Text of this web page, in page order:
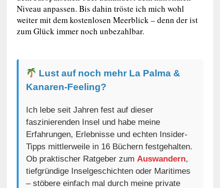
Niveau anpassen. Bis dahin tröste ich mich wohl
weiter mit dem kostenlosen Meerblick – denn der ist
zum Glück immer noch unbezahlbar.
Lust auf noch mehr La Palma &
Kanaren-Feeling?
Ich lebe seit Jahren fest auf dieser
faszinierenden Insel und habe meine
Erfahrungen, Erlebnisse und echten Insider-
Tipps mittlerweile in 16 Büchern festgehalten.
Ob praktischer Ratgeber zum Auswandern,
tiefgründige Inselgeschichten oder Maritimes
– stöbere einfach mal durch meine private